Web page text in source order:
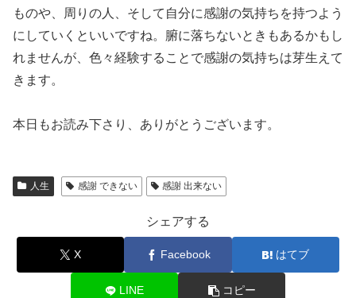
ものや、周りの人、そして自分に感謝の気持ちを持つよう
にしていくといいですね。腑に落ちないときもあるかもし
れませんが、色々経験することで感謝の気持ちは芽生えて
きます。
本日もお読み下さり、ありがとうございます。
人生 感謝 できない 感謝 出来ない
シェアする
X Facebook はてブ
LINE コピー